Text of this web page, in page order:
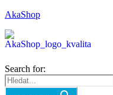
AkaShop
Search for: